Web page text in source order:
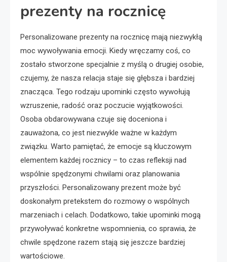
prezenty na rocznicę
Personalizowane prezenty na rocznicę mają niezwykłą
moc wywoływania emocji. Kiedy wręczamy coś, co
zostało stworzone specjalnie z myślą o drugiej osobie,
czujemy, że nasza relacja staje się głębsza i bardziej
znacząca. Tego rodzaju upominki często wywołują
wzruszenie, radość oraz poczucie wyjątkowości.
Osoba obdarowywana czuje się doceniona i
zauważona, co jest niezwykle ważne w każdym
związku. Warto pamiętać, że emocje są kluczowym
elementem każdej rocznicy – to czas refleksji nad
wspólnie spędzonymi chwilami oraz planowania
przyszłości. Personalizowany prezent może być
doskonałym pretekstem do rozmowy o wspólnych
marzeniach i celach. Dodatkowo, takie upominki mogą
przywoływać konkretne wspomnienia, co sprawia, że
chwile spędzone razem stają się jeszcze bardziej
wartościowe.